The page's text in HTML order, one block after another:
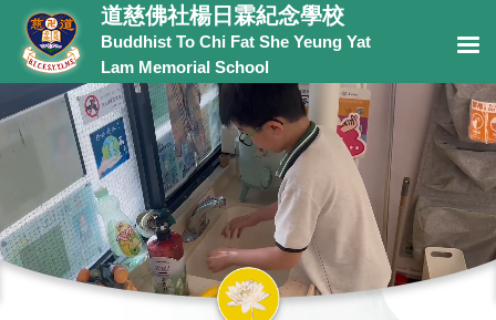
道慈佛社楊日霖紀念學校
Buddhist To Chi Fat She Yeung Yat
Lam Memorial School